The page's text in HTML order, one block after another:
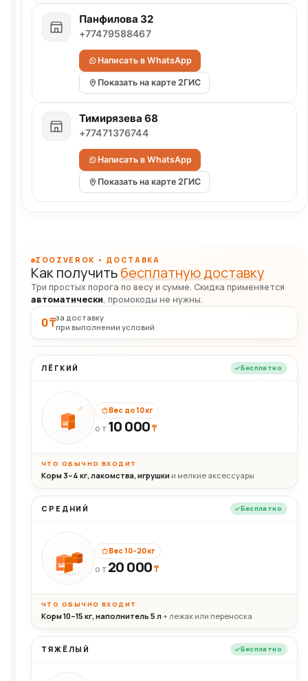
Панфилова 32
+77479588467
Написать в WhatsApp
Показать на карте 2ГИС
Тимирязева 68
+77471376744
Написать в WhatsApp
Показать на карте 2ГИС
ZOOZVEROK • ДОСТАВКА
Как получитьбесплатную доставку
Три простых порога по весу и сумме. Скидка применяется
автоматически, промокоды не нужны.
0 ₸за доставку
при выполнении условий
ЛЁГКИЙ Бесплатно
10кг
Вес до 10 кг
ОТ 10 000₸
ЧТО ОБЫЧНО ВХОДИТ
Корм 3–4 кг, лакомства, игрушки и мелкие аксессуары
СРЕДНИЙ Бесплатно
20кг
Вес 10–20 кг
ОТ 20 000₸
ЧТО ОБЫЧНО ВХОДИТ
Корм 10–15 кг, наполнитель 5 л+ лежак или переноска
ТЯЖЁЛЫЙ Бесплатно